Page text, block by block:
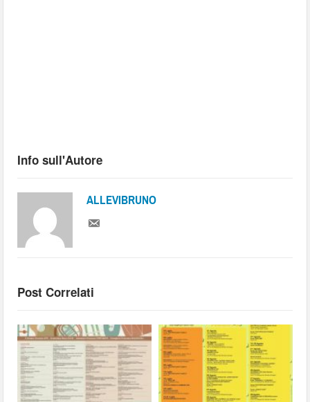
Info sull'Autore
ALLEVIBRUNO
Post Correlati